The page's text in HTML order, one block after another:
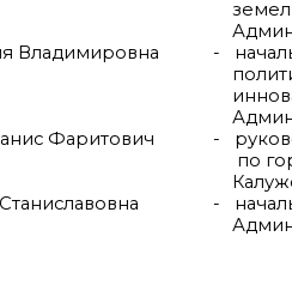
Владимировна
-
Фаритович
-
по
-